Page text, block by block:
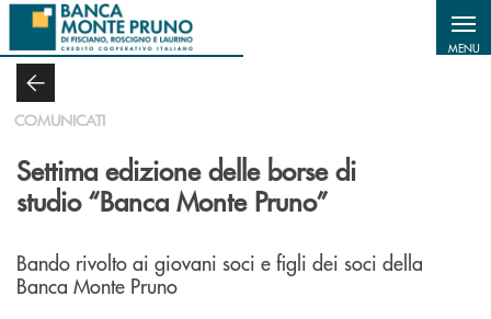
Salta al contenuto principale
MENU
COMUNICATI
Settima edizione delle borse di
studio “Banca Monte Pruno”
Bando rivolto ai giovani soci e figli dei soci della
Banca Monte Pruno